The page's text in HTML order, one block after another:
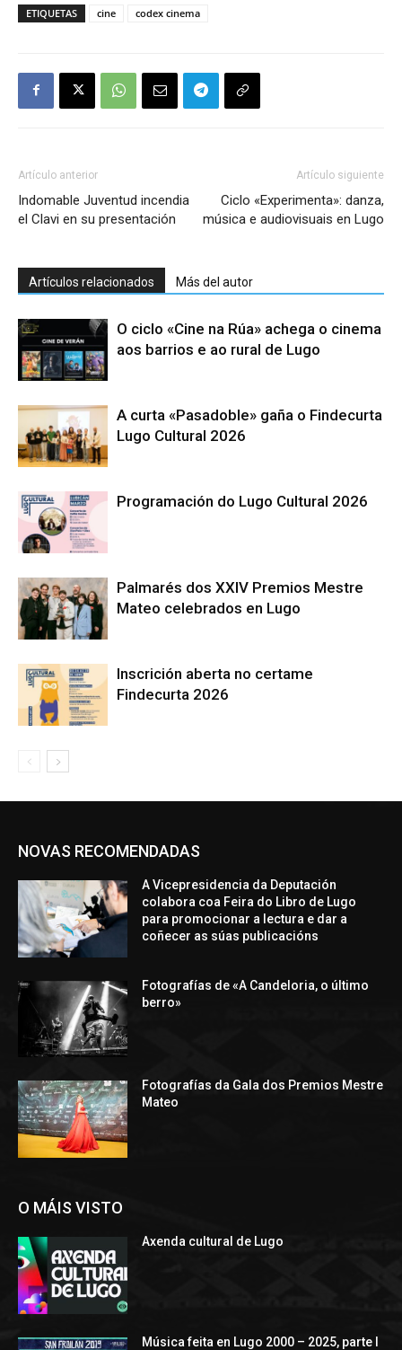
ETIQUETAS cine codex cinema
Artículo anterior
Indomable Juventud incendia
el Clavi en su presentación
Artículo siguiente
Ciclo «Experimenta»: danza,
música e audiovisuais en Lugo
Artículos relacionados Más del autor
O ciclo «Cine na Rúa» achega o cinema
aos barrios e ao rural de Lugo
A curta «Pasadoble» gaña o Findecurta
Lugo Cultural 2026
Programación do Lugo Cultural 2026
Palmarés dos XXIV Premios Mestre
Mateo celebrados en Lugo
Inscrición aberta no certame
Findecurta 2026
NOVAS RECOMENDADAS
A Vicepresidencia da Deputación
colabora coa Feira do Libro de Lugo
para promocionar a lectura e dar a
coñecer as súas publicacións
Fotografías de «A Candeloria, o último
berro»
Fotografías da Gala dos Premios Mestre
Mateo
O MÁIS VISTO
Axenda cultural de Lugo
Música feita en Lugo 2000 – 2025, parte I